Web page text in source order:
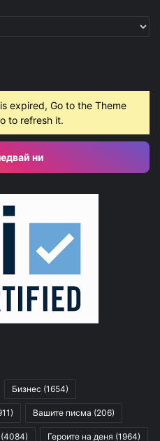
expired, Go to the Theme
to refresh it.
ни
Бизнес (1654)
Вашите писма (206)
(4084) Героите на деня (1964)